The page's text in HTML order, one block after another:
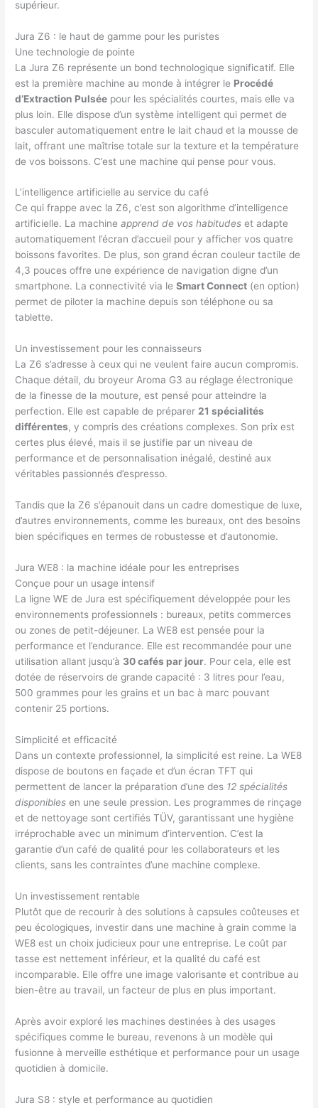
supérieur.
Jura Z6 : le haut de gamme pour les puristes
Une technologie de pointe
La Jura Z6 représente un bond technologique significatif. Elle
est la première machine au monde à intégrer le Procédé
d’Extraction Pulsée pour les spécialités courtes, mais elle va
plus loin. Elle dispose d’un système intelligent qui permet de
basculer automatiquement entre le lait chaud et la mousse de
lait, offrant une maîtrise totale sur la texture et la température
de vos boissons. C’est une machine qui pense pour vous.
L’intelligence artificielle au service du café
Ce qui frappe avec la Z6, c’est son algorithme d’intelligence
artificielle. La machineapprend de vos habitudes et adapte
automatiquement l’écran d’accueil pour y afficher vos quatre
boissons favorites. De plus, son grand écran couleur tactile de
4,3 pouces offre une expérience de navigation digne d’un
smartphone. La connectivité via leSmart Connect (en option)
permet de piloter la machine depuis son téléphone ou sa
tablette.
Un investissement pour les connaisseurs
La Z6 s’adresse à ceux qui ne veulent faire aucun compromis.
Chaque détail, du broyeur Aroma G3 au réglage électronique
de la finesse de la mouture, est pensé pour atteindre la
perfection. Elle est capable de préparer21 spécialités
différentes, y compris des créations complexes. Son prix est
certes plus élevé, mais il se justifie par un niveau de
performance et de personnalisation inégalé, destiné aux
véritables passionnés d’espresso.
Tandis que la Z6 s’épanouit dans un cadre domestique de luxe,
d’autres environnements, comme les bureaux, ont des besoins
bien spécifiques en termes de robustesse et d’autonomie.
Jura WE8 : la machine idéale pour les entreprises
Conçue pour un usage intensif
La ligne WE de Jura est spécifiquement développée pour les
environnements professionnels : bureaux, petits commerces
ou zones de petit-déjeuner. La WE8 est pensée pour la
performance et l’endurance. Elle est recommandée pour une
utilisation allant jusqu’à 30 cafés par jour. Pour cela, elle est
dotée de réservoirs de grande capacité : 3 litres pour l’eau,
500 grammes pour les grains et un bac à marc pouvant
contenir 25 portions.
Simplicité et efficacité
Dans un contexte professionnel, la simplicité est reine. La WE8
dispose de boutons en façade et d’un écran TFT qui
permettent de lancer la préparation d’une des 12 spécialités
disponibles en une seule pression. Les programmes de rinçage
et de nettoyage sont certifiés TÜV, garantissant une hygiène
irréprochable avec un minimum d’intervention. C’est la
garantie d’un café de qualité pour les collaborateurs et les
clients, sans les contraintes d’une machine complexe.
Un investissement rentable
Plutôt que de recourir à des solutions à capsules coûteuses et
peu écologiques, investir dans une machine à grain comme la
WE8 est un choix judicieux pour une entreprise. Le coût par
tasse est nettement inférieur, et la qualité du café est
incomparable. Elle offre une image valorisante et contribue au
bien-être au travail, un facteur de plus en plus important.
Après avoir exploré les machines destinées à des usages
spécifiques comme le bureau, revenons à un modèle qui
fusionne à merveille esthétique et performance pour un usage
quotidien à domicile.
Jura S8 : style et performance au quotidien